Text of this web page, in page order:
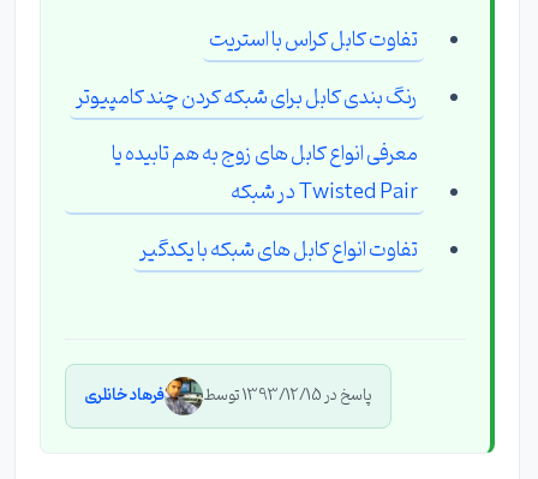
تفاوت کابل کراس با استریت
رنگ بندی کابل برای شبکه کردن چند کامپیوتر
معرفی انواع کابل های زوج به هم تابیده یا
Twisted Pair در شبکه
تفاوت انواع کابل های شبکه با یکدگیر
پاسخ در 1393/12/15 توسط فرهاد خانلری